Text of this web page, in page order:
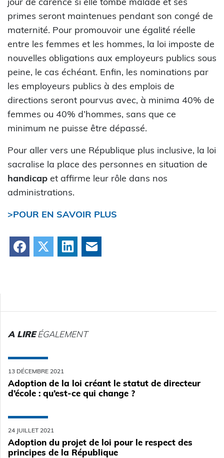
primes seront maintenues pendant son congé de
maternité. Pour promouvoir une égalité réelle
entre les femmes et les hommes, la loi imposte de
nouvelles obligations aux employeurs publics sous
peine, le cas échéant. Enfin, les nominations par
les employeurs publics à des emplois de
directions seront pourvus avec, à minima 40% de
femmes ou 40% d’hommes, sans que ce
minimum ne puisse être dépassé.
Pour aller vers une République plus inclusive, la loi
sacralise la place des personnes en situation de
handicap et affirme leur rôle dans nos
administrations.
>POUR EN SAVOIR PLUS
Facebook LinkedIn
A LIREÉGALEMENT
13 DÉCEMBRE 2021
Adoption de la loi créant le statut de directeur
d’école : qu’est-ce qui change ?
24 JUILLET 2021
Adoption du projet de loi pour le respect des
principes de la République